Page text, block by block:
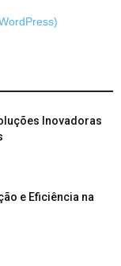
Inovadoras
e Eficiência na